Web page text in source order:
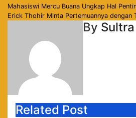
Navigasi
Mahasiswi Mercu Buana Ungkap Hal
Erick Thohir Minta Pertemuannya
By
Related Post